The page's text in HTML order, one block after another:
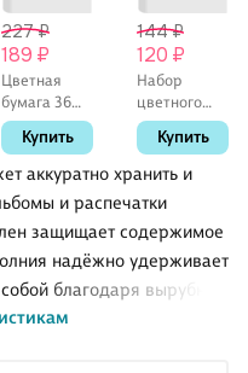
аккуратно хранить и
и распечатки
защищает содержимое
надёжно удерживает
благодаря вырубной
с расширением
227 ₽
189 ₽
Цветная
бумага 36
цветов 36
листов А4,
немелованная
двухсторонняя,
скрепка, Art
idea
Купить
144 ₽
120 ₽
Набор
цветного
картона
«Волшебный»,
10 цветов,
Купить